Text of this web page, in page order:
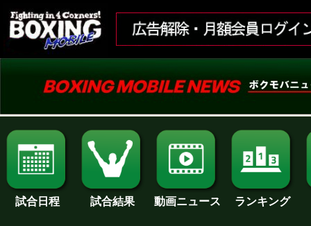
試合日程 試合結果 動画ニュース ランキング